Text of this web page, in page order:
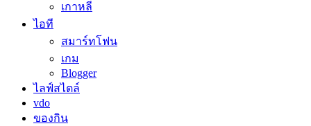
เกาหลี
ไอที
สมาร์ทโฟน
เกม
Blogger
ไลฟ์สไตล์
vdo
ของกิน